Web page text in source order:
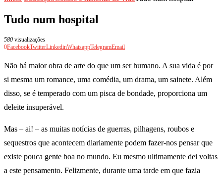
Tudo num hospital
580 visualizações
0FacebookTwitterLinkedinWhatsappTelegramEmail
Não há maior obra de arte do que um ser humano. A sua vida é por
si mesma um romance, uma comédia, um drama, um sainete. Além
disso, se é temperado com um pisca de bondade, proporciona um
deleite insuperável.
Mas – ai! – as muitas notícias de guerras, pilhagens, roubos e
sequestros que acontecem diariamente podem fazer-nos pensar que
existe pouca gente boa no mundo. Eu mesmo ultimamente dei voltas
a este pensamento. Felizmente, durante uma tarde em que fazia